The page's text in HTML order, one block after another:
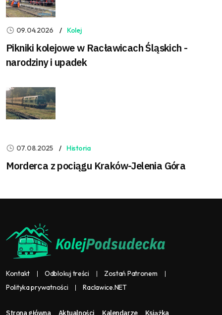
09.04.2026 Kolej
Pikniki kolejowe w Racławicach Śląskich -
narodziny i upadek
07.08.2025 Historia
Morderca z pociągu Kraków-Jelenia Góra
Kontakt Odblokuj treści
Zostań Patronem
Polityka prywatności
Raclawice.NET